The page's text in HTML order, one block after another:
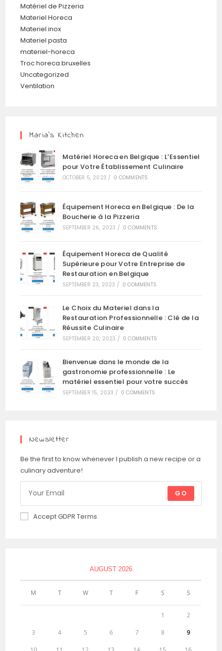
Matériel de Pizzeria
Materiel Horeca
Materiel inox
Materiel pasta
materiel-horeca
Troc horeca bruxelles
Uncategorized
Ventilation
Maria’s Kitchen
Matériel Horeca en Belgique : L’Essentiel
pour Votre Établissement Culinaire
OCTOBER 5, 2023 / 0 COMMENTS
Équipement Horeca en Belgique : De la
Boucherie à la Pizzeria
SEPTEMBER 26, 2023 / 0 COMMENTS
Équipement Horeca de Qualité
Supérieure pour Votre Entreprise de
Restauration en Belgique
SEPTEMBER 23, 2023 / 0 COMMENTS
Le Choix du Materiel dans la
Restauration Professionnelle : Clé de la
Réussite Culinaire
SEPTEMBER 20, 2023 / 0 COMMENTS
Bienvenue dans le monde de la
gastronomie professionnelle : Le
matériel essentiel pour votre succès
SEPTEMBER 15, 2023 / 0 COMMENTS
Newsletter
Be the first to know whenever I publish a new recipe or a
culinary adventure!
GO
Accept GDPR Terms
AUGUST 2026
M T W T F S S
1 2
3 4 5 6 7 8 9